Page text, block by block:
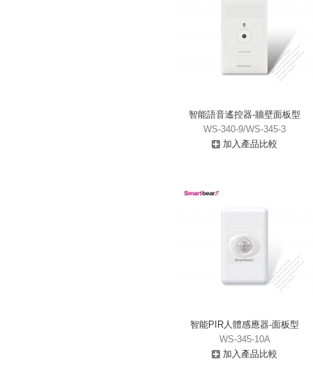
智能語音遙控器-牆壁面板型
WS-340-9/WS-345-3
加入產品比較
智能PIR人體感應器-面板型
WS-345-10A
加入產品比較